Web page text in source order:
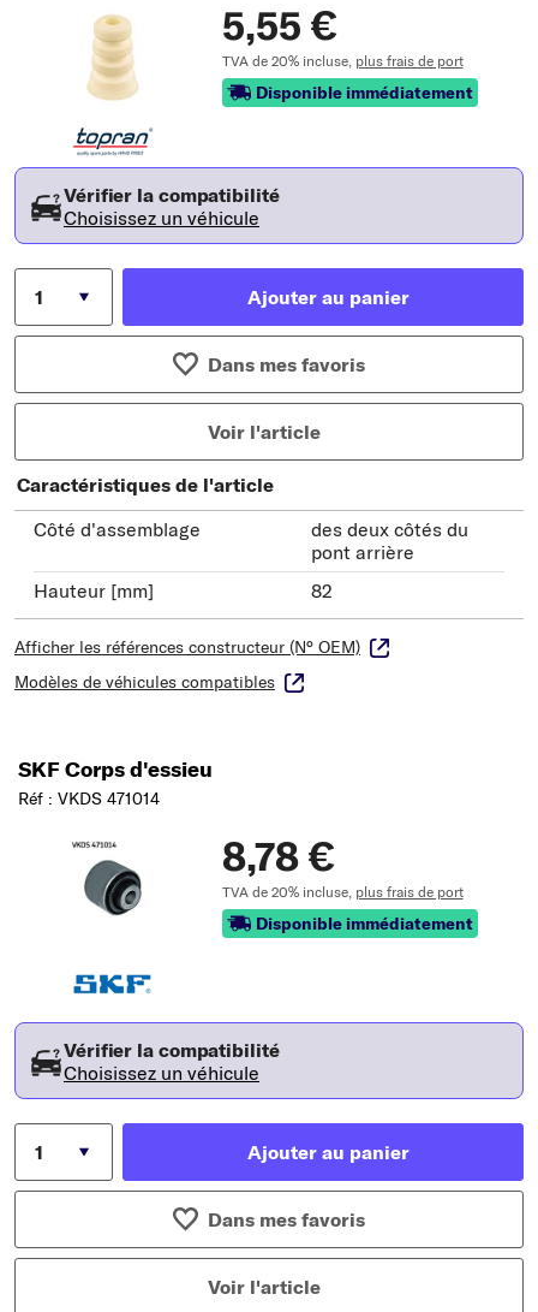
5,55 €
TVA de 20% incluse, plus frais de port
Disponible immédiatement
Vérifier la compatibilité
Choisissez un véhicule
Ajouter au panier
Dans mes favoris
Voir l'article
Caractéristiques de l'article
Côté d'assemblage
des deux côtés du
pont arrière
Hauteur [mm]
82
Afficher les références constructeur (N° OEM)
Modèles de véhicules compatibles
SKF Corps d'essieu
Réf : VKDS 471014
8,78 €
TVA de 20% incluse, plus frais de port
Disponible immédiatement
Vérifier la compatibilité
Choisissez un véhicule
Ajouter au panier
Dans mes favoris
Voir l'article